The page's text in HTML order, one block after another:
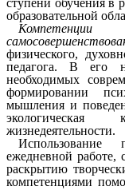
ступени обучения в
образовательной
физического,
педагога. В его
необходимых
формировании
мышления и
экологическая
ежедневной работе,
раскрытию
компетенциями